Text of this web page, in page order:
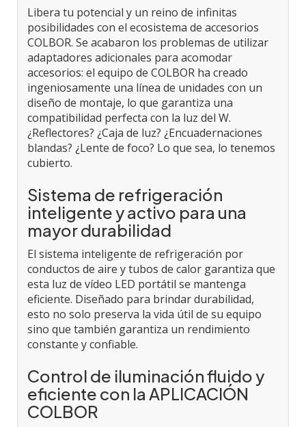
Libera tu potencial y un reino de infinitas
posibilidades con el ecosistema de accesorios
COLBOR. Se acabaron los problemas de utilizar
adaptadores adicionales para acomodar
accesorios: el equipo de COLBOR ha creado
ingeniosamente una línea de unidades con un
diseño de montaje, lo que garantiza una
compatibilidad perfecta con la luz del W.
¿Reflectores? ¿Caja de luz? ¿Encuadernaciones
blandas? ¿Lente de foco? Lo que sea, lo tenemos
cubierto.
Sistema de refrigeración
inteligente y activo para una
mayor durabilidad
El sistema inteligente de refrigeración por
conductos de aire y tubos de calor garantiza que
esta luz de vídeo LED portátil se mantenga
eficiente. Diseñado para brindar durabilidad,
esto no solo preserva la vida útil de su equipo
sino que también garantiza un rendimiento
constante y confiable.
Control de iluminación fluido y
eficiente con la APLICACIÓN
COLBOR